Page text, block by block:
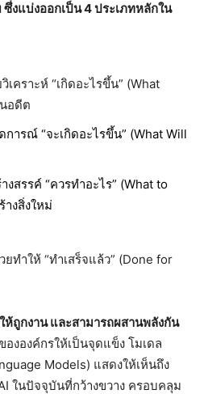
งแบ่งออกเป็น 4 ประเภทหลักใน
เคราะห์ “เกิดอะไรขึ้น” (What
อดีต
การณ์ “จะเกิดอะไรขึ้น” (What Will
งสรรค์ “ควรทำอะไร” (What to
งสิ่งใหม่
ยทำให้ “ทำเสร็จแล้ว” (Done for
ห้ถูกงาน และสามารถผสานพลังกัน
งองค์กรให้เป็นจุดแข็ง โมเดล
Models) แสดงให้เห็นถึง
ในปัจจุบันที่กว้างขวาง ครอบคลุม